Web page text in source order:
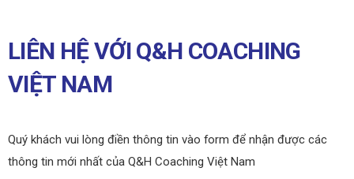
LIÊN HỆ VỚI Q&H COACHING
VIỆT NAM
Quý khách vui lòng điền thông tin vào form để nhận được các
thông tin mới nhất của Q&H Coaching Việt Nam